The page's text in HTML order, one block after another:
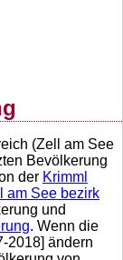
(Zell am See
Bevölkerung
der Krimml
am See bezirk
und
. Wenn die
2018] ändern